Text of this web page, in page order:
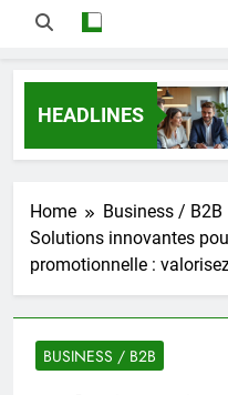
HEADLINES
Guide
1 Semaine
Home
Business / B2B
Solutions innovantes
promotionnelle :
BUSINESS / B2B